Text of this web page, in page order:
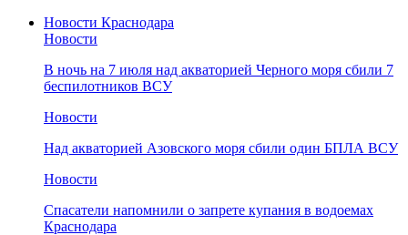
Новости Краснодара
Новости
В ночь на 7 июля над акваторией Черного моря сбили 7
беспилотников ВСУ
Новости
Над акваторией Азовского моря сбили один БПЛА ВСУ
Новости
Спасатели напомнили о запрете купания в водоемах
Краснодара